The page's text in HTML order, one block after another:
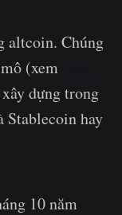
altcoin. Chúng
(xem
dựng trong
Stablecoin hay
10 năm